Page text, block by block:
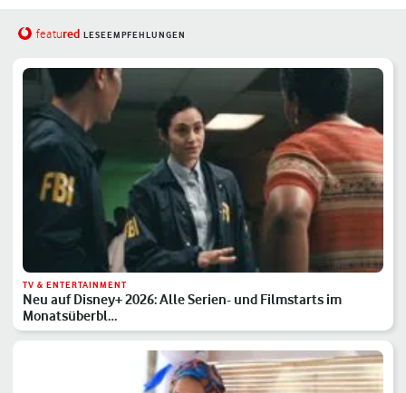
featured LESEEMPFEHLUNGEN
TV & ENTERTAINMENT
Neu auf Disney+ 2026: Alle Serien- und Filmstarts im
Monatsüberbl…